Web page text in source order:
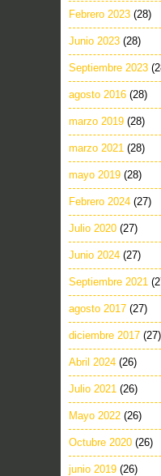
Febrero 2023 (28)
Junio 2023 (28)
Septiembre 2023
agosto 2016 (28)
marzo 2019 (28)
marzo 2021 (28)
mayo 2019 (28)
Febrero 2024 (27)
Julio 2020 (27)
Junio 2024 (27)
Septiembre 2021
agosto 2017 (27)
diciembre 2017 (27)
Abril 2024 (26)
Julio 2021 (26)
Mayo 2022 (26)
Octubre 2020 (26)
junio 2019 (26)